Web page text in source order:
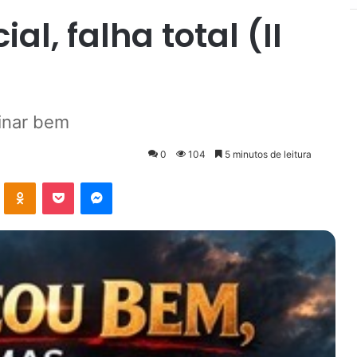
falha total (II
bem
0 104 5 minutos de leitura
OK Pocket Messenger